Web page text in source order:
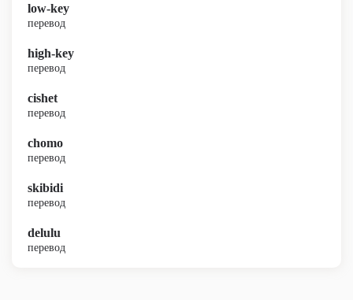
low-key
перевод
high-key
перевод
cishet
перевод
chomo
перевод
skibidi
перевод
delulu
перевод